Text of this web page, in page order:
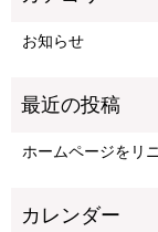
お知らせ
ホームページをリ